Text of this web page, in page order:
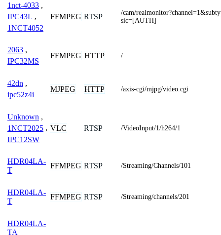
1nct-4033 ,
IPC43L ,
1NCT4052
FFMPEG RTSP
/cam/
sic=[AUTH]
2063 ,
IPC32MS
FFMPEG HTTP /
42dn ,
ipc52z4i
MJPEG HTTP /axis-cgi/mjpg/video.cgi
Unknown ,
1NCT2025 ,
IPC12SW
VLC RTSP /VideoInput/1/h264/1
HDR04LA-
T
FFMPEG RTSP /Streaming/Channels/101
HDR04LA-
T
FFMPEG RTSP /Streaming/channels/201
HDR04LA-
TA